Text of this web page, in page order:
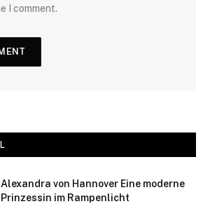
I comment.
Alexandra von Hannover Eine moderne
Prinzessin im Rampenlicht